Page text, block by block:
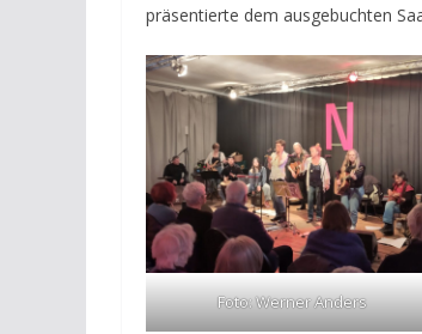
präsentierte dem ausgebuchten
Foto: Werner Anders